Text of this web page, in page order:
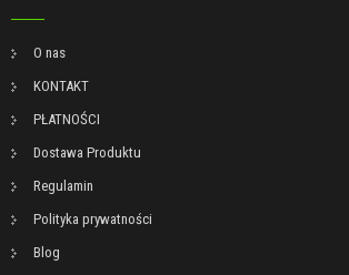
O nas
KONTAKT
PŁATNOŚCI
Dostawa Produktu
Regulamin
Polityka prywatności
Blog